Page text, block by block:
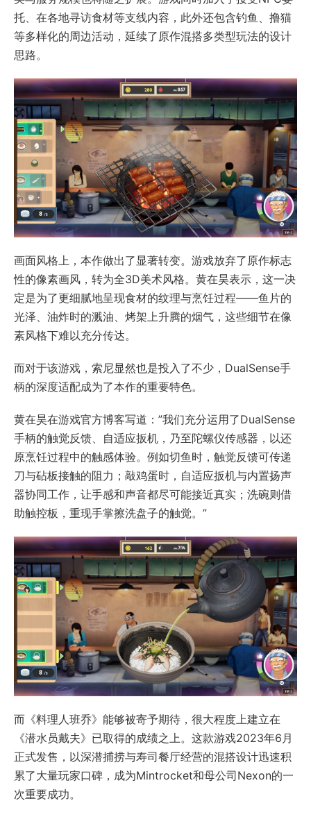
托、在各地寻访食材等支线内容，此外还包含钓鱼、撸猫
等多样化的周边活动，延续了原作混搭多类型玩法的设计
思路。
画面风格上，本作做出了显著转变。游戏放弃了原作标志
性的像素画风，转为全3D美术风格。黄在昊表示，这一决
定是为了更细腻地呈现食材的纹理与烹饪过程——鱼片的
光泽、油炸时的溅油、烤架上升腾的烟气，这些细节在像
素风格下难以充分传达。
而对于该游戏，索尼显然也是投入了不少，DualSense手
柄的深度适配成为了本作的重要特色。
黄在昊在游戏官方博客写道：”我们充分运用了DualSense
手柄的触觉反馈、自适应扳机，乃至陀螺仪传感器，以还
原烹饪过程中的触感体验。例如切鱼时，触觉反馈可传递
刀与砧板接触的阻力；敲鸡蛋时，自适应扳机与内置扬声
器协同工作，让手感和声音都尽可能接近真实；洗碗则借
助触控板，重现手掌擦洗盘子的触觉。”
而《料理人班乔》能够被寄予期待，很大程度上建立在
《潜水员戴夫》已取得的成绩之上。这款游戏2023年6月
正式发售，以深潜捕捞与寿司餐厅经营的混搭设计迅速积
累了大量玩家口碑，成为Mintrocket和母公司Nexon的一
次重要成功。